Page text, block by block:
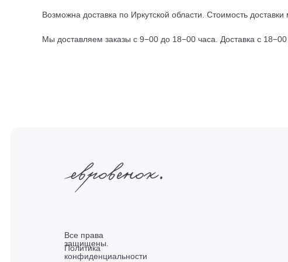
Возможна доставка по Иркутской области. Стоимость
Мы доставляем заказы с 9−00 до 18−00 часа. Доставка с
Все права
защищены.
Политика
конфиденциальности